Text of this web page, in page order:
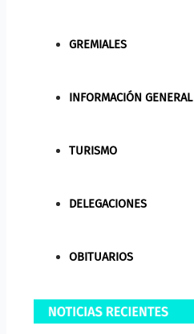
GREMIALES
INFORMACIÓN GENERAL
TURISMO
DELEGACIONES
OBITUARIOS